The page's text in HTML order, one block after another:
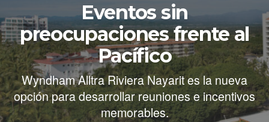
Eventos sin
preocupaciones frente al
Pacífico
Wyndham Alltra Riviera Nayarit es la nueva
opción para desarrollar reuniones e incentivos
memorables.